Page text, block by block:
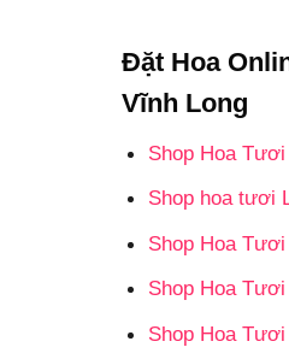
Đặt Hoa
Vĩnh Long
Shop Hoa
Shop hoa tươi
Shop Hoa
Shop Hoa
Shop Hoa